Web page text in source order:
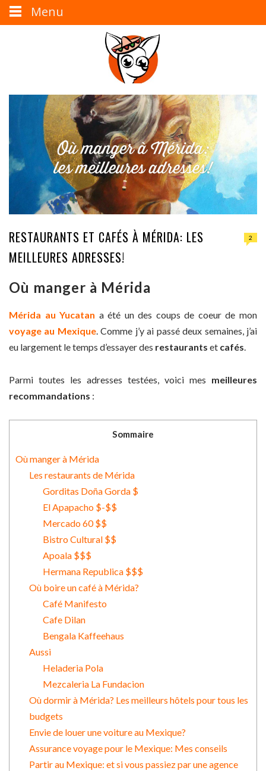
RESTAURANTS ET CAFÉS À MÉRIDA: LES
MEILLEURES ADRESSES!
2
Où manger à Mérida
Mérida au Yucatan a été un des coups de coeur de mon
voyage au Mexique. Comme j’y ai passé deux semaines, j’ai
eu largement le temps d’essayer des restaurants et cafés.
Parmi toutes les adresses testées, voici mes meilleures
recommandations :
Sommaire
Où manger à Mérida
Les restaurants de Mérida
Gorditas Doña Gorda $
El Apapacho $-$$
Mercado 60 $$
Bistro Cultural $$
Apoala $$$
Hermana Republica $$$
Où boire un café à Mérida?
Café Manifesto
Cafe Dilan
Bengala Kaffeehaus
Aussi
Heladeria Pola
Mezcaleria La Fundacion
Où dormir à Mérida? Les meilleurs hôtels pour tous les
budgets
Envie de louer une voiture au Mexique?
Assurance voyage pour le Mexique: Mes conseils
Partir au Mexique: et si vous passiez par une agence
Menu